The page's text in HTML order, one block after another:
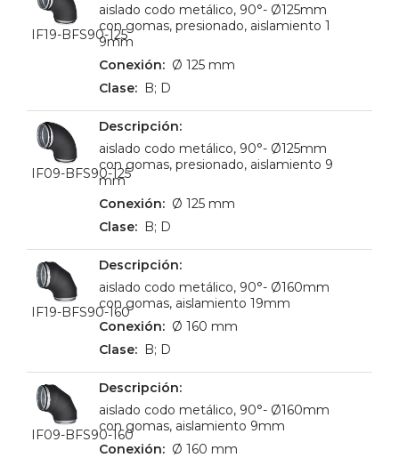
IF19-BFS90-125
aislado codo metálico, 90°- Ø125mm
con gomas, presionado, aislamiento 1
9mm
Ø 125 mm
B; D
IF09-BFS90-125
aislado codo metálico, 90°- Ø125mm
con gomas, presionado, aislamiento 9
mm
Ø 125 mm
B; D
IF19-BFS90-160
aislado codo metálico, 90°- Ø160mm
con gomas, aislamiento 19mm
Ø 160 mm
B; D
IF09-BFS90-160
aislado codo metálico, 90°- Ø160mm
con gomas, aislamiento 9mm
Ø 160 mm